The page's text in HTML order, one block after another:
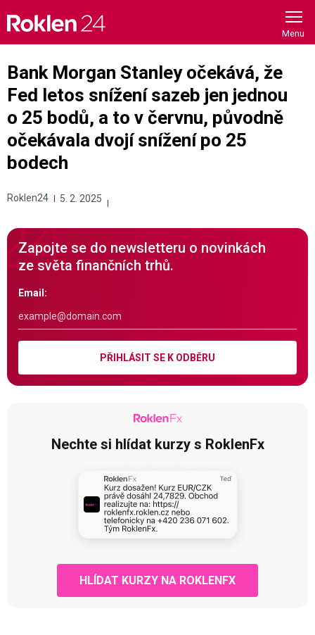
content
Bank Morgan Stanley očekává, že
Fed letos snížení sazeb jen jednou
o 25 bodů, a to v červnu, původně
očekávala dvojí snížení po 25
bodech
Roklen24 5. 2. 2025
Zapojte se do newsletteru o novinkách
ze světa finančních trhů.
Email:
PŘIHLÁSIT SE K ODBĚRU
Nechte si hlídat kurzy s RoklenFx
HLÍDAT KURZY NA ROKLENFX